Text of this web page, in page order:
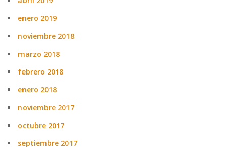
enero 2019
noviembre 2018
marzo 2018
febrero 2018
enero 2018
noviembre 2017
octubre 2017
septiembre 2017